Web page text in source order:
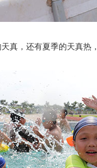
真，还有夏季的天真